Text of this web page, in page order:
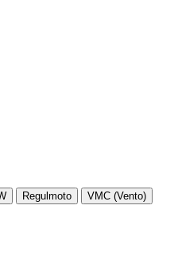
Regulmoto VMC (Vento)